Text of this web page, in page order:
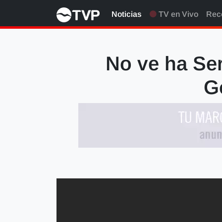
Noticias TV en Vivo
No ve ha